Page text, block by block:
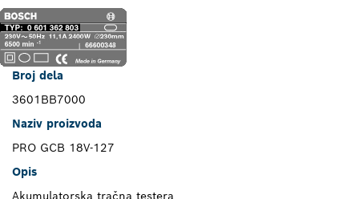
Broj dela
3601BB7000
Naziv proizvoda
PRO GCB 18V-127
Opis
Akumulatorska tračna testera